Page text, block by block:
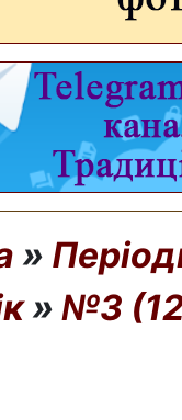
»
» №3